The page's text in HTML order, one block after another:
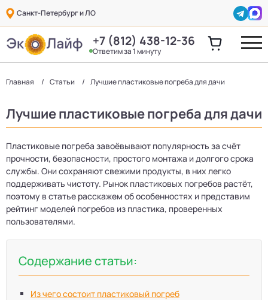
Санкт-Петербург и ЛО
+7 (812) 438-12-36
Ответим за 1 минуту
Главная Статьи Лучшие пластиковые погреба для дачи
Лучшие пластиковые погреба для дачи
Пластиковые погреба завоёвывают популярность за счёт
прочности, безопасности, простого монтажа и долгого срока
службы. Они сохраняют свежими продукты, в них легко
поддерживать чистоту. Рынок пластиковых погребов растёт,
поэтому в статье расскажем об особенностях и представим
рейтинг моделей погребов из пластика, проверенных
пользователями.
Содержание статьи:
Из чего состоит пластиковый погреб